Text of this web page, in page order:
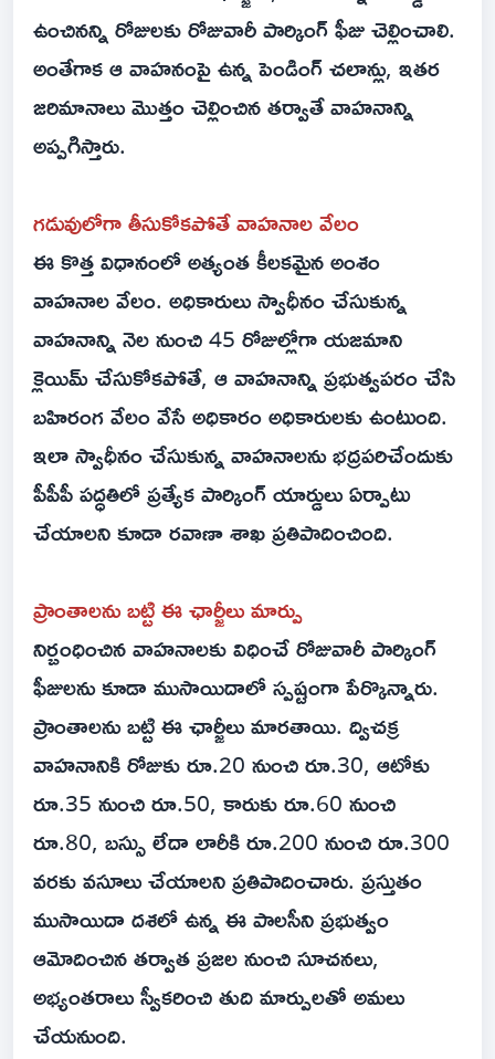
ఉంచినన్ని రోజులకు రోజువారీ పార్కింగ్ ఫీజు చెల్లించాలి.
అంతేగాక‌ ఆ వాహనంపై ఉన్న పెండింగ్ చలాన్లు, ఇతర
జరిమానాలు మొత్తం చెల్లించిన తర్వాతే వాహనాన్ని
అప్పగిస్తారు.
గడువులోగా తీసుకోకపోతే వాహనాల వేలం
ఈ కొత్త విధానంలో అత్యంత కీలకమైన అంశం
వాహనాల వేలం. అధికారులు స్వాధీనం చేసుకున్న
వాహనాన్ని నెల నుంచి 45 రోజుల్లోగా యజమాని
క్లెయిమ్ చేసుకోకపోతే, ఆ వాహనాన్ని ప్రభుత్వపరం చేసి
బహిరంగ వేలం వేసే అధికారం అధికారులకు ఉంటుంది.
ఇలా స్వాధీనం చేసుకున్న వాహనాలను భద్రపరిచేందుకు
పీపీపీ పద్ధతిలో ప్రత్యేక పార్కింగ్ యార్డులు ఏర్పాటు
చేయాలని కూడా రవాణా శాఖ ప్రతిపాదించింది.
ప్రాంతాలను బట్టి ఈ ఛార్జీలు మార్పు
నిర్బంధించిన వాహనాలకు విధించే రోజువారీ పార్కింగ్
ఫీజులను కూడా ముసాయిదాలో స్పష్టంగా పేర్కొన్నారు.
ప్రాంతాలను బట్టి ఈ ఛార్జీలు మారతాయి. ద్విచక్ర
వాహనానికి రోజుకు రూ.20 నుంచి రూ.30, ఆటోకు
రూ.35 నుంచి రూ.50, కారుకు రూ.60 నుంచి
రూ.80, బస్సు లేదా లారీకి రూ.200 నుంచి రూ.300
వరకు వసూలు చేయాలని ప్రతిపాదించారు. ప్రస్తుతం
ముసాయిదా దశలో ఉన్న ఈ పాలసీని ప్రభుత్వం
ఆమోదించిన తర్వాత ప్రజల నుంచి సూచనలు,
అభ్యంతరాలు స్వీకరించి తుది మార్పులతో అమలు
చేయనుంది.